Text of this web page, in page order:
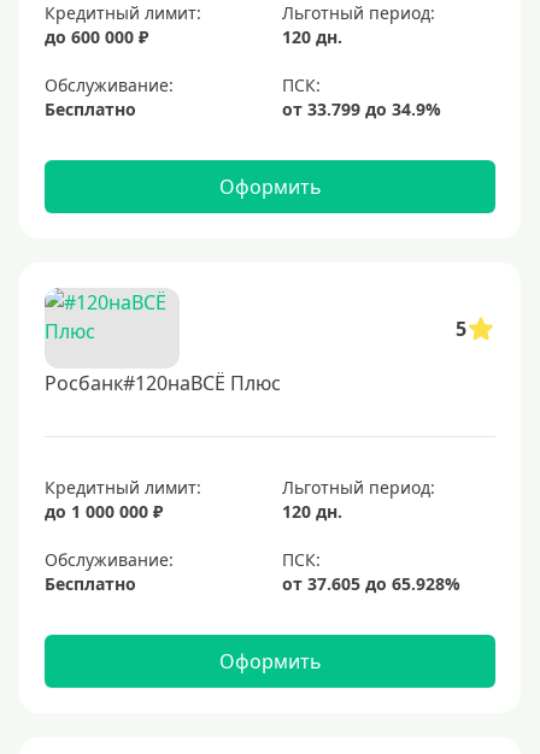
Кредитный лимит:
до 600 000 ₽
Льготный период:
120 дн.
Обслуживание:
Бесплатно
Оформить
5
Росбанк#120наВСЁ Плюс
Кредитный лимит:
до 1 000 000 ₽
Льготный период:
120 дн.
Обслуживание:
Бесплатно
Оформить